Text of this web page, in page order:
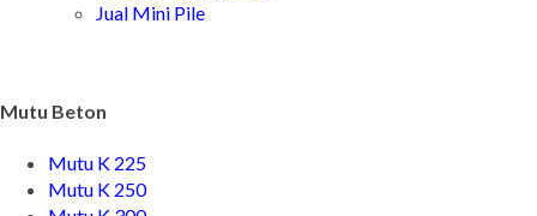
Jual Mini Pile
Mutu Beton
Mutu K 225
Mutu K 250